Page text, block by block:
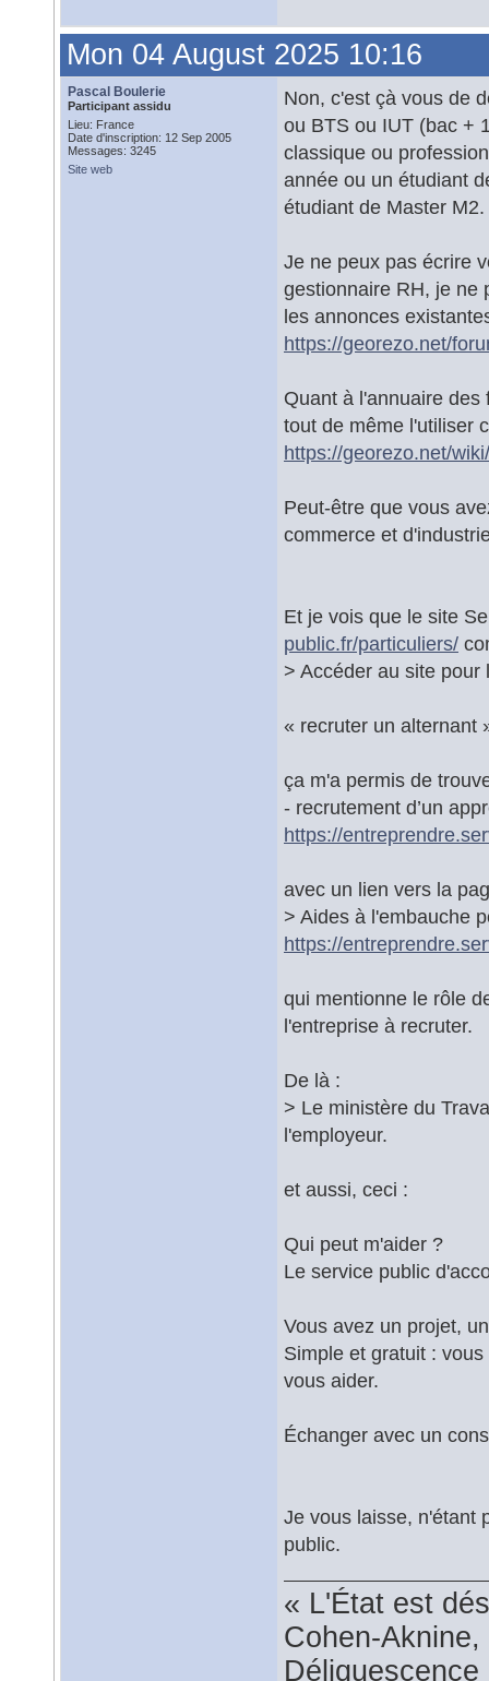
Mon 04 August 2025 10:16
Pascal Boulerie
Participant assidu
Lieu: France
Date d'inscription: 12 Sep 2005
Messages: 3245
Site web
Non, c'est çà vous de
ou BTS ou IUT (bac +
classique ou
année ou un étudiant
étudiant de Master M2.
Je ne peux pas écrire
gestionnaire RH, je ne
les annonces
https://georezo.net/
Quant à l'annuaire
tout de même l'utiliser
https://georezo.net/
Peut-être que vous
commerce et
Et je vois que le site
public.fr/particuliers/
> Accéder au site pour
« recruter un alternant
ça m'a permis de
- recrutement d’un
https://
avec un lien vers la
> Aides à l'embauche
https://
qui mentionne le rôle
l'entreprise à recruter.
De là :
> Le ministère du
l'employeur.
et aussi, ceci :
Qui peut m'aider ?
Le service public
Vous avez un projet,
Simple et gratuit :
vous aider.
Échanger avec un
Je vous laisse, n'étant
public.
« L'État est
Cohen-